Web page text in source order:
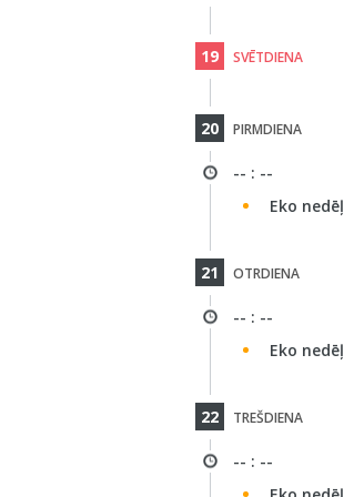
19 SVĒTDIENA
20 PIRMDIENA
-- : --
Eko
21 OTRDIENA
-- : --
Eko
22 TREŠDIENA
-- : --